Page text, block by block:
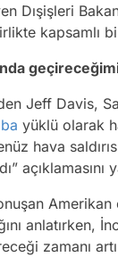
Dışişleri
kapsamlı
Jeff Davis,
yüklü olarak
hava
açıklamasını
anlatırken,
zamanı